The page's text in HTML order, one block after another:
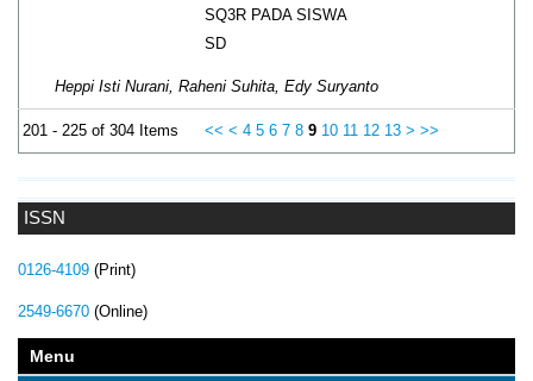
ISSN
0126-4109 (Print)
2549-6670 (Online)
Menu
SQ3R PADA SISWA
SD
Heppi Isti Nurani, Raheni Suhita, Edy Suryanto
201 - 225 of 304 Items << < 4 5 6 7 8 9 10 11 12 13 > >>